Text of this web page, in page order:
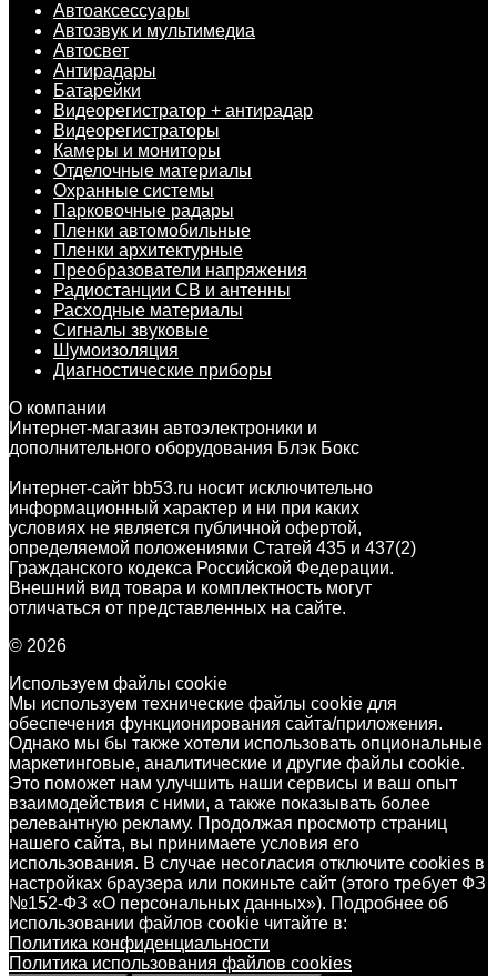
Автоаксессуары
Автозвук и мультимедиа
Автосвет
Антирадары
Батарейки
Видеорегистратор + антирадар
Видеорегистраторы
Камеры и мониторы
Отделочные материалы
Охранные системы
Парковочные радары
Пленки автомобильные
Пленки архитектурные
Преобразователи напряжения
Радиостанции CB и антенны
Расходные материалы
Сигналы звуковые
Шумоизоляция
Диагностические приборы
О компании
Интернет-магазин автоэлектроники и
дополнительного оборудования Блэк Бокс
Интернет-сайт bb53.ru носит исключительно
информационный характер и ни при каких
условиях не является публичной офертой,
определяемой положениями Статей 435 и 437(2)
Гражданского кодекса Российской Федерации.
Внешний вид товара и комплектность могут
отличаться от представленных на сайте.
© 2026
Используем файлы cookie
Мы используем технические файлы cookie для
обеспечения функционирования сайта/приложения.
Однако мы бы также хотели использовать опциональные
маркетинговые, аналитические и другие файлы cookie.
Это поможет нам улучшить наши сервисы и ваш опыт
взаимодействия с ними, а также показывать более
релевантную рекламу. Продолжая просмотр страниц
нашего сайта, вы принимаете условия его
использования. В случае несогласия отключите cookies в
настройках браузера или покиньте сайт (этого требует ФЗ
№152-ФЗ «О персональных данных»). Подробнее об
использовании файлов cookie читайте в:
Политика конфиденциальности
Политика использования файлов cookies